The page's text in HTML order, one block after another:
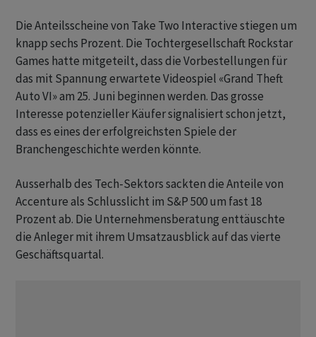
Die Anteilsscheine von Take Two Interactive stiegen um
knapp sechs Prozent. Die Tochtergesellschaft Rockstar
Games hatte mitgeteilt, dass die Vorbestellungen für
das mit Spannung erwartete Videospiel «Grand Theft
Auto VI» am 25. Juni beginnen werden. Das grosse
Interesse potenzieller Käufer signalisiert schon jetzt,
dass es eines der erfolgreichsten Spiele der
Branchengeschichte werden könnte.
Ausserhalb des Tech-Sektors sackten die Anteile von
Accenture als Schlusslicht im S&P 500 um fast 18
Prozent ab. Die Unternehmensberatung enttäuschte
die Anleger mit ihrem Umsatzausblick auf das vierte
Geschäftsquartal.